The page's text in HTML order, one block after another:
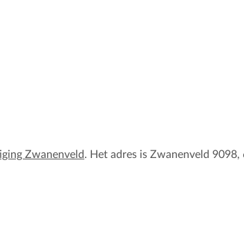
Zwanenveld. Het adres is Zwanenveld 9098,